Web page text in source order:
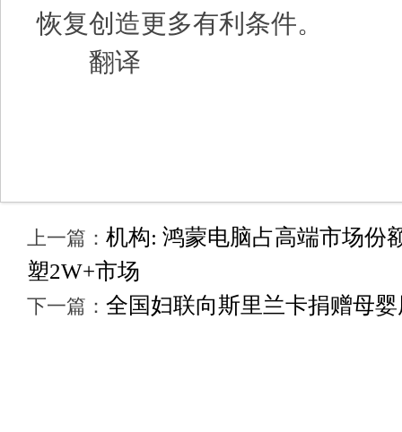
恢复创造更多有利条件。
翻译
上一篇： 机构: 鸿蒙电脑占高端市场份
塑2W+市场
下一篇： 全国妇联向斯里兰卡捐赠母